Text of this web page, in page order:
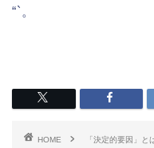
“`。
HOME 「決定的要因」